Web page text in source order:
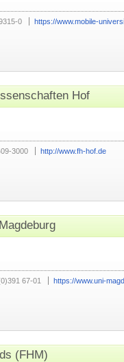
0 https://www.mobile-
Hof
3000 http://www.fh-hof.de
67-01 https://www.uni-
(FHM)